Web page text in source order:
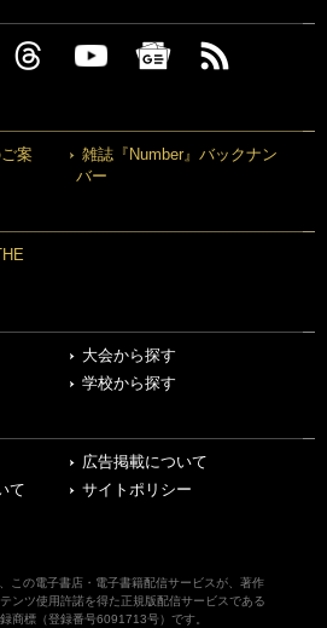
案
雑誌『Number』バックナン
バー
大会から探す
学校から探す
広告掲載について
て
サイトポリシー
この電子書店・電子書籍配信サービスが、著作
ンツ使用許諾を得た正規版配信サービスである
商標（登録番号6091713号）です。